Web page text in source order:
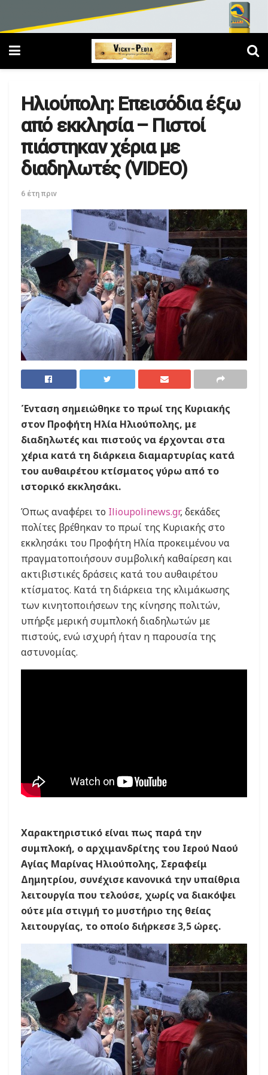
Ηλιούπολη: Επεισόδια έξω
από εκκλησία – Πιστοί
πιάστηκαν χέρια με
διαδηλωτές (VIDEO)
6 έτη πριν
Ένταση σημειώθηκε το πρωί της Κυριακής
στον Προφήτη Ηλία Ηλιούπολης, με
διαδηλωτές και πιστούς να έρχονται στα
χέρια κατά τη διάρκεια διαμαρτυρίας κατά
του αυθαιρέτου κτίσματος γύρω από το
ιστορικό εκκλησάκι.
Όπως αναφέρει το Ilioupolinews.gr, δεκάδες
πολίτες βρέθηκαν το πρωί της Κυριακής στο
εκκλησάκι του Προφήτη Ηλία προκειμένου να
πραγματοποιήσουν συμβολική καθαίρεση και
ακτιβιστικές δράσεις κατά του αυθαιρέτου
κτίσματος. Κατά τη διάρκεια της κλιμάκωσης
των κινητοποιήσεων της κίνησης πολιτών,
υπήρξε μερική συμπλοκή διαδηλωτών με
πιστούς, ενώ ισχυρή ήταν η παρουσία της
αστυνομίας.
Χαρακτηριστικό είναι πως παρά την
συμπλοκή, ο αρχιμανδρίτης του Ιερού Ναού
Αγίας Μαρίνας Ηλιούπολης, Σεραφείμ
Δημητρίου, συνέχισε κανονικά την υπαίθρια
λειτουργία που τελούσε, χωρίς να διακόψει
ούτε μία στιγμή το μυστήριο της θείας
λειτουργίας, το οποίο διήρκεσε 3,5 ώρες.